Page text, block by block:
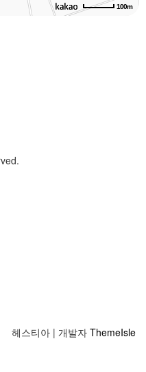
100m
헤스티아 | 개발자 ThemeIsle